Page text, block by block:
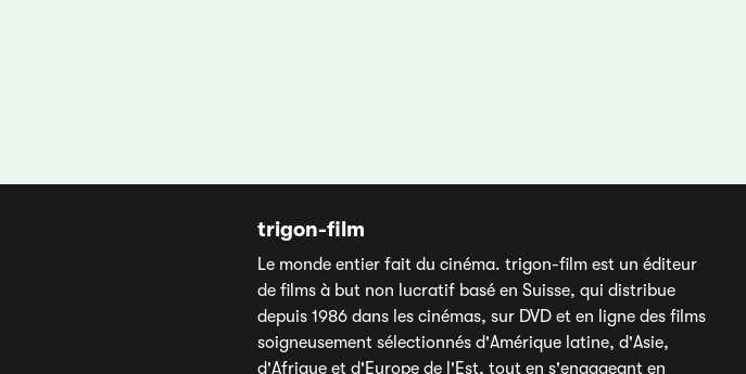
trigon-film
Le monde entier fait du cinéma. trigon-film est un éditeur
de films à but non lucratif basé en Suisse, qui distribue
depuis 1986 dans les cinémas, sur DVD et en ligne des films
soigneusement sélectionnés d'Amérique latine, d'Asie,
d'Afrique et d'Europe de l'Est, tout en s'engageant en